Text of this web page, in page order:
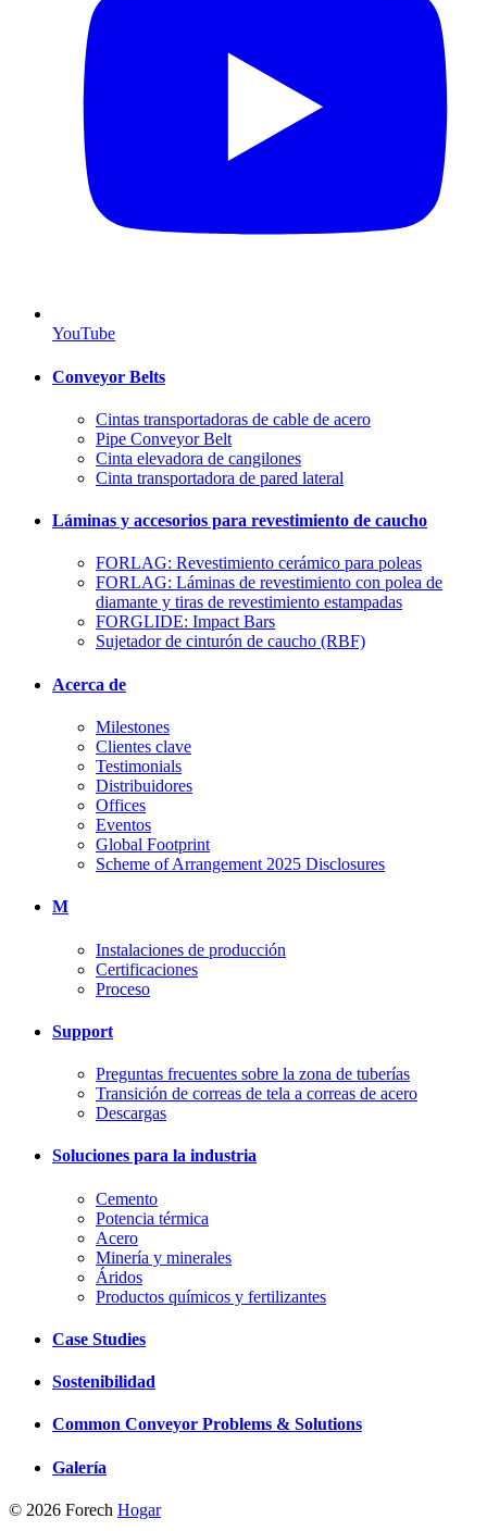
YouTube
Conveyor Belts
Cintas transportadoras de cable de acero
Pipe Conveyor Belt
Cinta elevadora de cangilones
Cinta transportadora de pared lateral
Láminas y accesorios para revestimiento de caucho
FORLAG: Revestimiento cerámico para poleas
FORLAG: Láminas de revestimiento con polea de
diamante y tiras de revestimiento estampadas
FORGLIDE: Impact Bars
Sujetador de cinturón de caucho (RBF)
Acerca de
Milestones
Clientes clave
Testimonials
Distribuidores
Offices
Eventos
Global Footprint
Scheme of Arrangement 2025 Disclosures
M
Instalaciones de producción
Certificaciones
Proceso
Support
Preguntas frecuentes sobre la zona de tuberías
Transición de correas de tela a correas de acero
Descargas
Soluciones para la industria
Cemento
Potencia térmica
Acero
Minería y minerales
Áridos
Productos químicos y fertilizantes
Case Studies
Sostenibilidad
Common Conveyor Problems & Solutions
Galería
© 2026 Forech Hogar